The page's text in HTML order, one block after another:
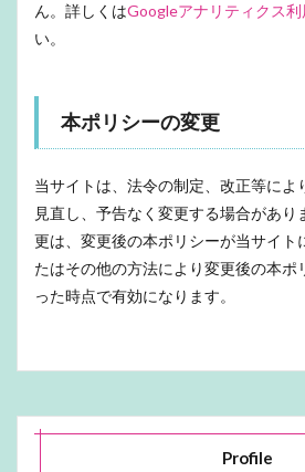
ん。詳しくはGoogleアナリティクス利
い。
本ポリシーの変更
当サイトは、法令の制定、改正等によ
見直し、予告なく変更する場合があり
更は、変更後の本ポリシーが当サイト
たはその他の方法により変更後の本ポ
った時点で有効になります。
Profile